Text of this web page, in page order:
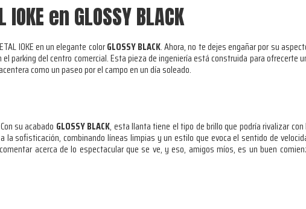
en GLOSSY BLACK
IOKE en un elegante colorGLOSSY BLACK. Ahora, no te dejes engañar por su
parking del centro comercial. Esta pieza de ingeniería está construida para ofrecerte
como un paseo por el campo en un día soleado.
su acabado GLOSSY BLACK, esta llanta tiene el tipo de brillo que podría rivalizar
sofisticación, combinando líneas limpias y un estilo que evoca el sentido de
acerca de lo espectacular que se ve, y eso, amigos míos, es un buen